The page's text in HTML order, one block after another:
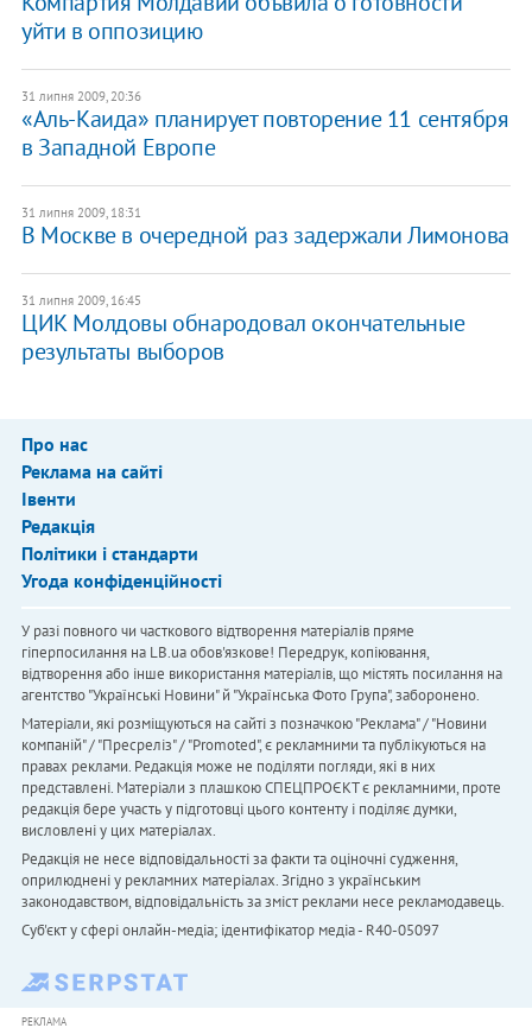
уйти в оппозицию
31 липня 2009, 20:36
«Аль-Каида» планирует повторение 11 сентября
в Западной Европе
31 липня 2009, 18:31
В Москве в очередной раз задержали Лимонова
31 липня 2009, 16:45
ЦИК Молдовы обнародовал окончательные
результаты выборов
Про нас
Реклама на сайті
Івенти
Редакція
Політики і стандарти
Угода конфіденційності
У разі повного чи часткового відтворення матеріалів пряме
гіперпосилання на LB.ua обов'язкове! Передрук, копіювання,
відтворення або інше використання матеріалів, що містять посилання на
агентство "Українськi Новини" й "Українська Фото Група", заборонено.
Матеріали, які розміщуються на сайті з позначкою "Реклама" / "Новини
компаній" / "Пресреліз" / "Promoted", є рекламними та публікуються на
правах реклами. Редакція може не поділяти погляди, які в них
представлені. Матеріали з плашкою СПЕЦПРОЄКТ є рекламними, проте
редакція бере участь у підготовці цього контенту і поділяє думки,
висловлені у цих матеріалах.
Редакція не несе відповідальності за факти та оціночні судження,
оприлюднені у рекламних матеріалах. Згідно з українським
законодавством, відповідальність за зміст реклами несе рекламодавець.
Cуб'єкт у сфері онлайн-медіа; ідентифікатор медіа - R40-05097
РЕКЛАМА